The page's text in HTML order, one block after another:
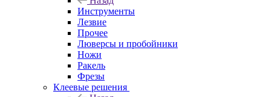
Инструменты
Лезвие
Прочее
Люверсы и пробойники
Ножи
Ракель
Фрезы
Клеевые решения